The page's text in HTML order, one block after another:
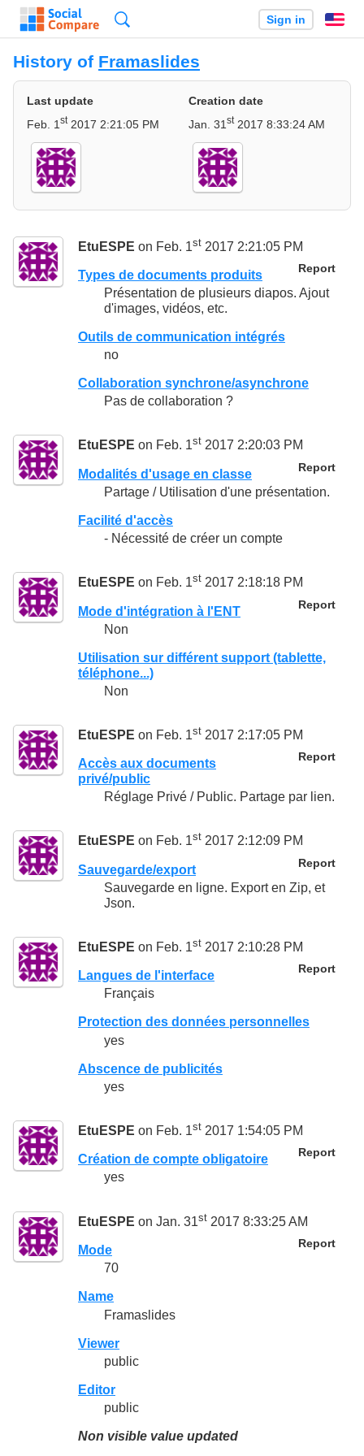
Sign in
History of Framaslides
Last update
Feb. 1 st2017 2:21:05 PM
Creation date
Jan. 31 st2017 8:33:24 AM
EtuESPE on Feb. 1st 2017 2:21:05 PM
Report
Types de documents produits
Présentation de plusieurs diapos. Ajout
d'images, vidéos, etc.
Outils de communication intégrés
no
Collaboration synchrone/asynchrone
Pas de collaboration ?
EtuESPE on Feb. 1st 2017 2:20:03 PM
Report
Modalités d'usage en classe
Partage / Utilisation d'une présentation.
Facilité d'accès
- Nécessité de créer un compte
EtuESPE on Feb. 1st 2017 2:18:18 PM
Report
Mode d'intégration à l'ENT
Non
Utilisation sur différent support (tablette,
téléphone...)
Non
EtuESPE on Feb. 1st 2017 2:17:05 PM
Report
Accès aux documents
privé/public
Réglage Privé / Public. Partage par lien.
EtuESPE on Feb. 1st 2017 2:12:09 PM
Report
Sauvegarde/export
Sauvegarde en ligne. Export en Zip, et
Json.
EtuESPE on Feb. 1st 2017 2:10:28 PM
Report
Langues de l'interface
Français
Protection des données personnelles
yes
Abscence de publicités
yes
EtuESPE on Feb. 1st 2017 1:54:05 PM
Report
Création de compte obligatoire
yes
EtuESPE on Jan. 31st 2017 8:33:25 AM
Report
Mode
70
Name
Framaslides
Viewer
public
Editor
public
Non visible value updated